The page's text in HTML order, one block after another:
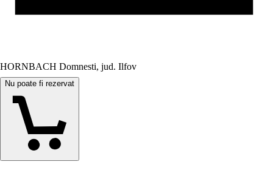
HORNBACH Domnesti, jud. Ilfov
Nu poate fi rezervat